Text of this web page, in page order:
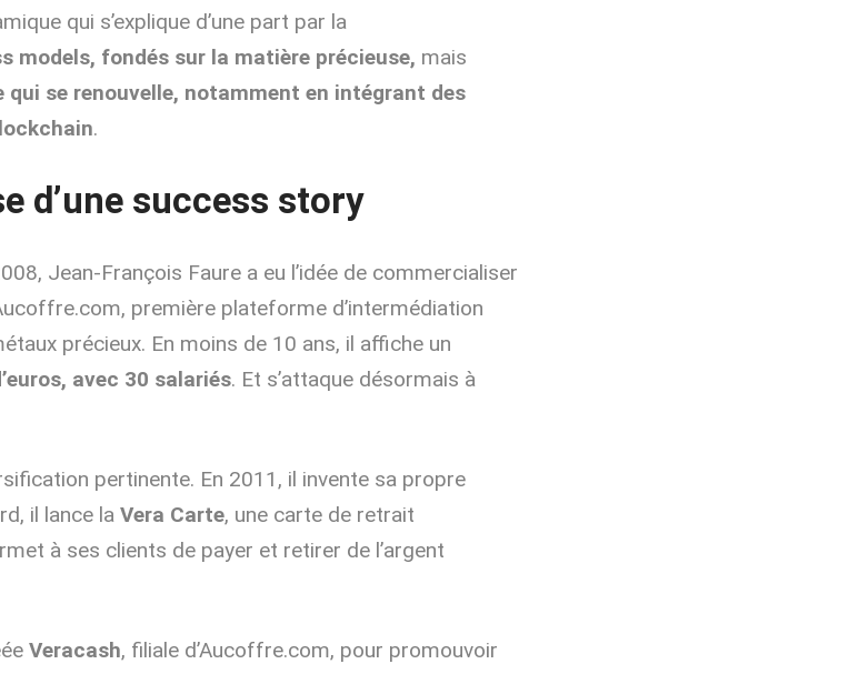
qui s’explique d’une part par la
models, fondés sur la matière précieuse, mais
se renouvelle, notamment en intégrant des
.
d’une success story
Jean-François Faure a eu l’idée de commercialiser
première plateforme d’intermédiation
précieux. En moins de 10 ans, il affiche un
avec 30 salariés. Et s’attaque désormais à
pertinente. En 2011, il invente sa propre
il lance la Vera Carte, une carte de retrait
à ses clients de payer et retirer de l’argent
Veracash, filiale d’Aucoffre.com, pour promouvoir